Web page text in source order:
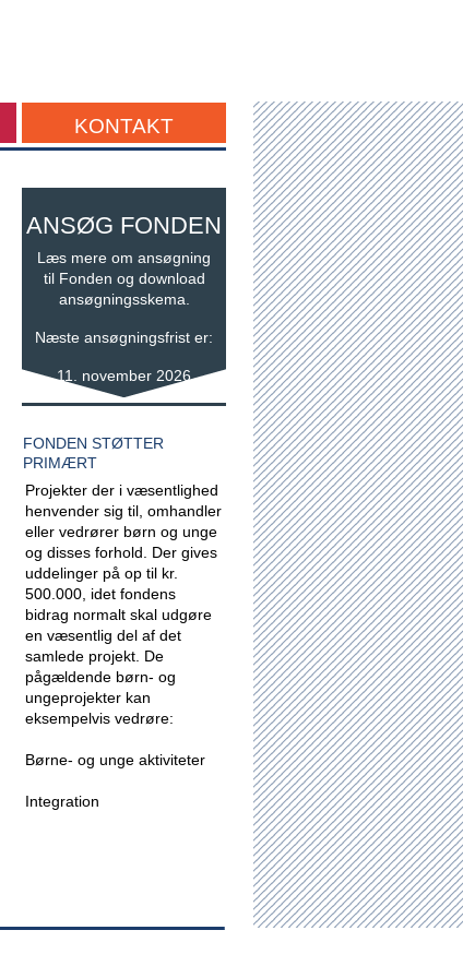
KONTAKT
ANSØG FONDEN
Læs mere om ansøgning
til Fonden og download
ansøgningsskema.
Næste ansøgningsfrist er:
11. november 2026
FONDEN STØTTER
PRIMÆRT
Projekter der i væsentlighed
henvender sig til, omhandler
eller vedrører børn og unge
og disses forhold. Der gives
uddelinger på op til kr.
500.000, idet fondens
bidrag normalt skal udgøre
en væsentlig del af det
samlede projekt. De
pågældende børn- og
ungeprojekter kan
eksempelvis vedrøre:
Børne- og unge aktiviteter
Integration